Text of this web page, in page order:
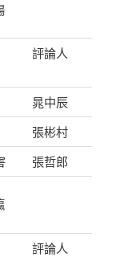
評論人
晁中辰
張彬村
張哲郎
評論人